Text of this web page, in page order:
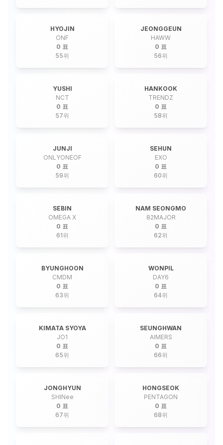
HYOJIN
ONF
0 표
55위
JEONGGEUN
HAWW
0 표
56위
YUSHI
NCT
0 표
57위
HANKOOK
TRENDZ
0 표
58위
JUNJI
ONLYONEOF
0 표
59위
SEHUN
EXO
0 표
60위
SEBIN
OMEGA X
0 표
61위
NAM SEONGMO
82MAJOR
0 표
62위
BYUNGHOON
CMDM
0 표
63위
WONPIL
DAY6
0 표
64위
KIMATA SYOYA
JO1
0 표
65위
SEUNGHWAN
AIMERS
0 표
66위
JONGHYUN
SHINee
0 표
67위
HONGSEOK
PENTAGON
0 표
68위